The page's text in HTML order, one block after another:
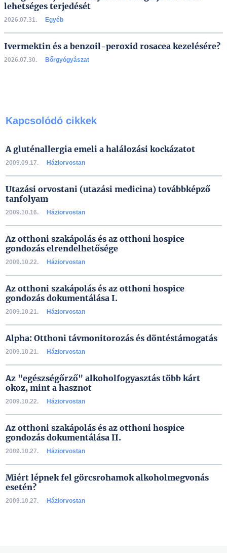
lehetséges terjedését
2026.07.31. Egyéb
Ivermektin és a benzoil-peroxid rosacea kezelésére?
2026.07.30. Bőrgyógyászat
Kapcsolódó cikkek
A gluténallergia emeli a halálozási kockázatot
2009.09.17. Háziorvostan
Utazási orvostani (utazási medicina) továbbképző
tanfolyam
2009.10.16. Háziorvostan
Az otthoni szakápolás és az otthoni hospice
gondozás elrendelhetősége
2009.10.22. Háziorvostan
Az otthoni szakápolás és az otthoni hospice
gondozás dokumentálása I.
2009.10.21. Háziorvostan
Alpha: Otthoni távmonitorozás és döntéstámogatás
2009.10.21. Háziorvostan
Az "egészségőrző" alkoholfogyasztás több kárt
okoz, mint a hasznot
2009.10.22. Háziorvostan
Az otthoni szakápolás és az otthoni hospice
gondozás dokumentálása II.
2009.10.27. Háziorvostan
Miért lépnek fel görcsrohamok alkoholmegvonás
esetén?
2009.10.27. Háziorvostan